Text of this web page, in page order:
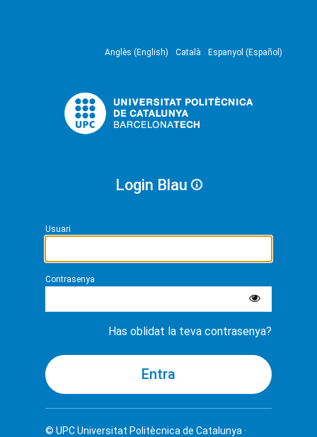
Anglès (English) Català Espanyol (Español)
Login Blau
Usuari
Contrasenya
Has oblidat la teva contrasenya?
© UPCUniversitat Politècnica de Catalunya ·